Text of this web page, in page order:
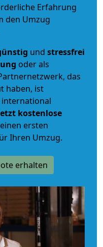
Erfahrung
den Umzug
und stressfrei
oder als
das
haben, ist
kostenlose
ersten
Ihren Umzug.
erhalten